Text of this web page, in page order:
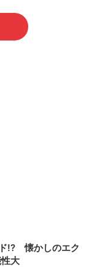
!? 懐かしのエク
大